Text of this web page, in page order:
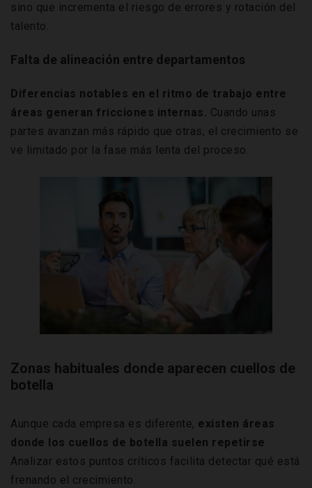
sino que incrementa el riesgo de errores y rotación del
talento.
Falta de alineación entre departamentos
Diferencias notables en el ritmo de trabajo entre
áreas generan fricciones internas. Cuando unas
partes avanzan más rápido que otras, el crecimiento se
ve limitado por la fase más lenta del proceso.
Zonas habituales donde aparecen cuellos de
botella
Aunque cada empresa es diferente, existen áreas
donde los cuellos de botella suelen repetirse.
Analizar estos puntos críticos facilita detectar qué está
frenando el crecimiento.